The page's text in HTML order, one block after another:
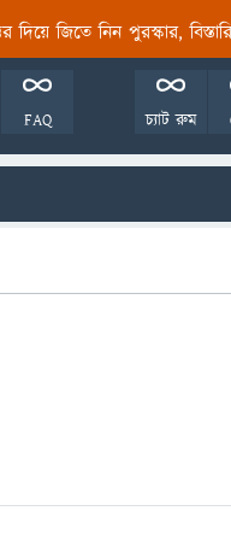
দিয়ে জিতে নিন পুরস্কার,
FAQ চ্যাট রুম